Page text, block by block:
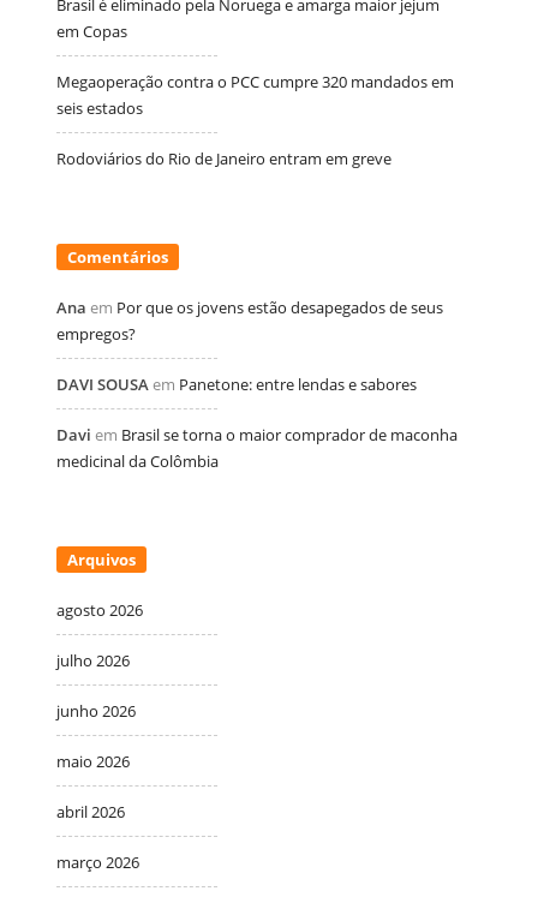
Brasil é eliminado pela Noruega e amarga maior jejum
em Copas
Megaoperação contra o PCC cumpre 320 mandados em
seis estados
Rodoviários do Rio de Janeiro entram em greve
Comentários
Ana em Por que os jovens estão desapegados de seus
empregos?
DAVI SOUSAem Panetone: entre lendas e sabores
Davi em Brasil se torna o maior comprador de maconha
medicinal da Colômbia
Arquivos
agosto 2026
julho 2026
junho 2026
maio 2026
abril 2026
março 2026